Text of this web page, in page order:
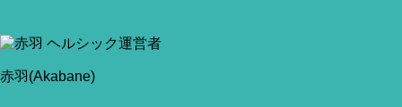
赤羽(Akabane)